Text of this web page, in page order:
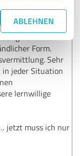
ABLEHNEN
Mit Rene ein
der
dort abholt , wo
der
Form.
Sehr
jeder Situation
lernwillige
jetzt muss ich nur